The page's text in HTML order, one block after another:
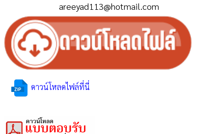
areeyad113@hotmail.com
ดาวน์โหลดไฟล์ที่นี่